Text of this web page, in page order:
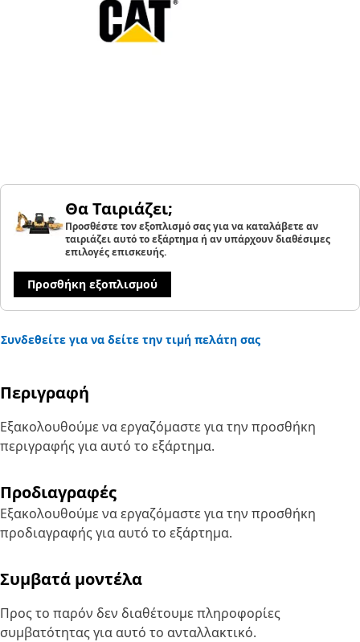
Θα Ταιριάζει;
Προσθέστε τον εξοπλισμό σας για να καταλάβετε αν
ταιριάζει αυτό το εξάρτημα ή αν υπάρχουν διαθέσιμες
επιλογές επισκευής.
Προσθήκη εξοπλισμού
Συνδεθείτε για να δείτε την τιμή πελάτη σας
Περιγραφή
Εξακολουθούμε να εργαζόμαστε για την προσθήκη
περιγραφής για αυτό το εξάρτημα.
Προδιαγραφές
Εξακολουθούμε να εργαζόμαστε για την προσθήκη
προδιαγραφής για αυτό το εξάρτημα.
Συμβατά μοντέλα
Προς το παρόν δεν διαθέτουμε πληροφορίες
συμβατότητας για αυτό το ανταλλακτικό.